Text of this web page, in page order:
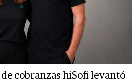
cobranzas hiSofi levantó